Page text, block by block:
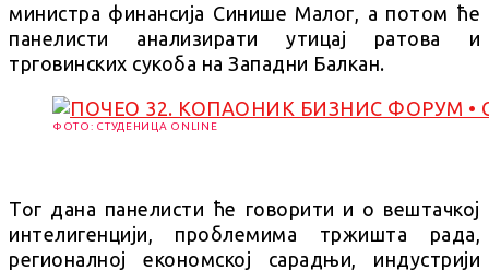
министра финансија Синише Малог, а потом ће
панелисти анализирати утицај ратова и
трговинских сукоба на Западни Балкан.
ФОТО: СТУДЕНИЦА ONLINE
Тог дана панелисти ће говорити и о вештачкој
интелигенцији, проблемима тржишта рада,
регионалној економској сарадњи, индустрији